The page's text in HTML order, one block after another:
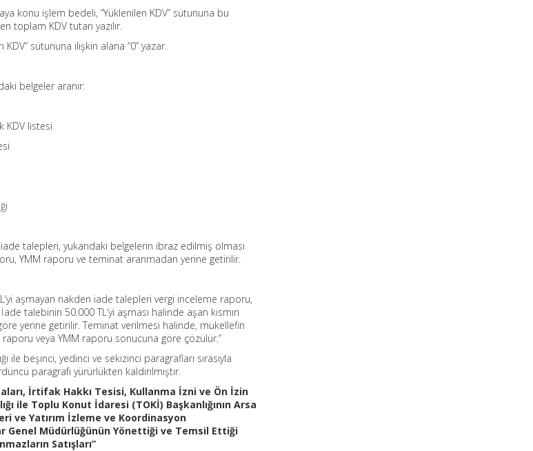
konu işlem bedeli, “Yüklenilen KDV” sütununa bu
toplam KDV tutarı yazılır.
sütununa ilişkin alana “0” yazar.
belgeler aranır:
KDV listesi
talepleri, yukarıdaki belgelerin ibraz edilmiş olması
YMM raporu ve teminat aranmadan yerine getirilir.
aşmayan nakden iade talepleri vergi inceleme raporu,
talebinin 50.000 TL’yi aşması halinde aşan kısmın
yerine getirilir. Teminat verilmesi halinde, mükellefin
veya YMM raporu sonucuna göre çözülür.”
ile beşinci, yedinci ve sekizinci paragrafları sırasıyla
paragrafı yürürlükten kaldırılmıştır.
İrtifak Hakkı Tesisi, Kullanma İzni ve Ön İzin
ile Toplu Konut İdaresi (TOKİ) Başkanlığının Arsa
ve Yatırım İzleme ve Koordinasyon
Genel Müdürlüğünün Yönettiği ve Temsil Ettiği
Satışları”